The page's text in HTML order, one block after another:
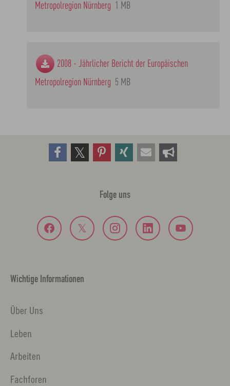
Metropolregion Nürnberg 1 MB
2008 - Jährlicher Bericht der Europäischen
Metropolregion Nürnberg 5 MB
Folge uns
Wichtige Informationen
Über Uns
Leben
Arbeiten
Fachforen